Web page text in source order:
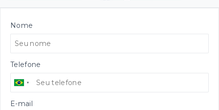
Nome
Telefone
E-mail